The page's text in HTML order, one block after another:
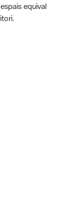
equival
es de 0 estrellas de